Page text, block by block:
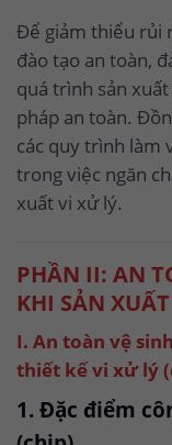
Để giảm thiểu rủi
đào tạo an toàn,
quá trình sản
pháp an toàn.
các quy trình làm
trong việc ngăn
xuất vi xử lý.
PHẦN II: AN
KHI SẢN
I. An toàn vệ
thiết kế vi xử lý
1. Đặc điểm